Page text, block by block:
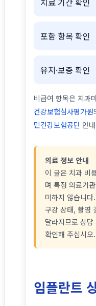
포함 항목 확인
유지·보증 확인
비급여 항목은 치과
건강보험심사평가원
민건강보험공단 안
의료 정보 안내
이 글은 치과 비
며 특정 의료기
미하지 않습니
구강 상태, 촬영
달라지므로 상
확인해 주십시오.
임플란트